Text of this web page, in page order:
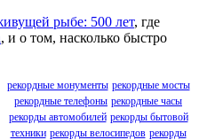
рыбе: 500 лет, где
, и о том, насколько быстро
рекордные монументы рекордные мосты
рекордные телефоны рекордные часы
рекорды автомобилей рекорды бытовой
техники рекорды велосипедов рекорды